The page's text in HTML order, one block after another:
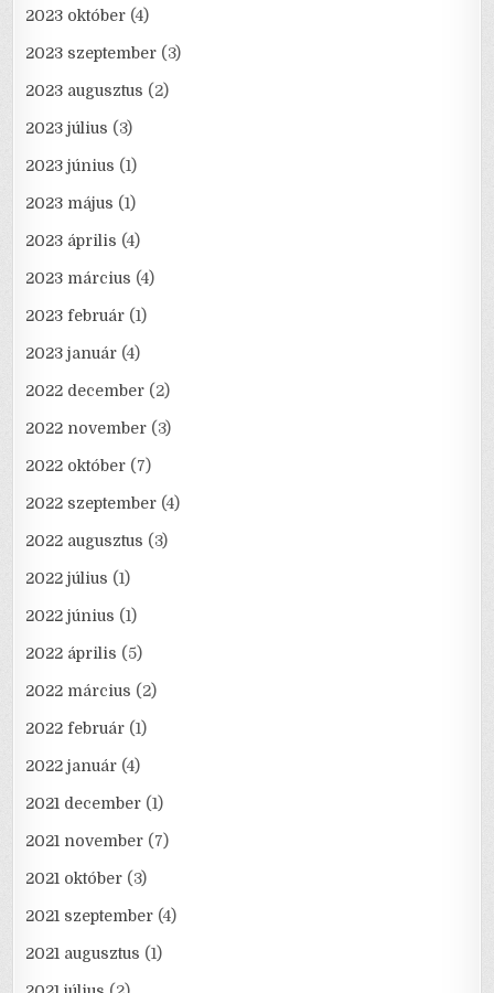
2023 október (4)
2023 szeptember (3)
2023 augusztus (2)
2023 július (3)
2023 június (1)
2023 május (1)
2023 április (4)
2023 március (4)
2023 február (1)
2023 január (4)
2022 december (2)
2022 november (3)
2022 október (7)
2022 szeptember (4)
2022 augusztus (3)
2022 július (1)
2022 június (1)
2022 április (5)
2022 március (2)
2022 február (1)
2022 január (4)
2021 december (1)
2021 november (7)
2021 október (3)
2021 szeptember (4)
2021 augusztus (1)